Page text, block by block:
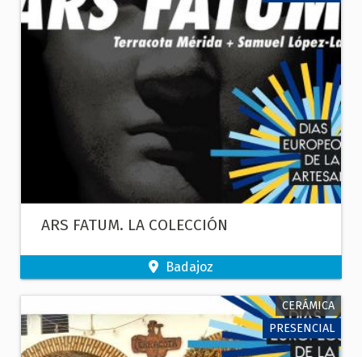
ARS FATUM. LA COLECCIÓN
Badajoz
CERÁMICA
PRESENCIAL